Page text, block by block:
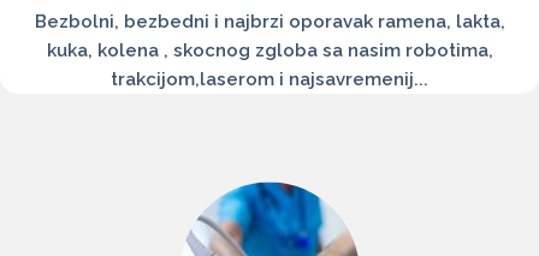
Bezbolni, bezbedni i najbrzi oporavak ramena, lakta,
kuka, kolena , skocnog zgloba sa nasim robotima,
trakcijom,laserom i najsavremenij...